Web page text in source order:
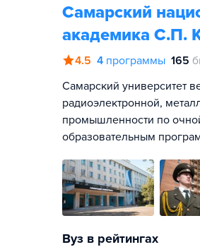
Самарский
академика С.П.
4.5 4 программы 165
Самарский университет
радиоэлектронной,
промышленности по
образовательным
Вуз в рейтингах